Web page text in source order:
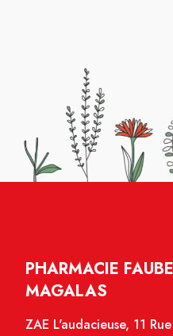
PHARMACIE
MAGALAS
ZAE L'audacieuse, 11